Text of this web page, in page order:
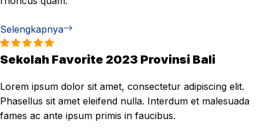
Selengkapnya
Sekolah Favorite 2023 Provinsi Bali
Lorem ipsum dolor sit amet, consectetur adipiscing elit.
Phasellus sit amet eleifend nulla. Interdum et malesuada
fames ac ante ipsum primis in faucibus.